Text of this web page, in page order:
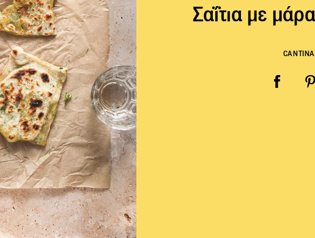
Σαΐτια με